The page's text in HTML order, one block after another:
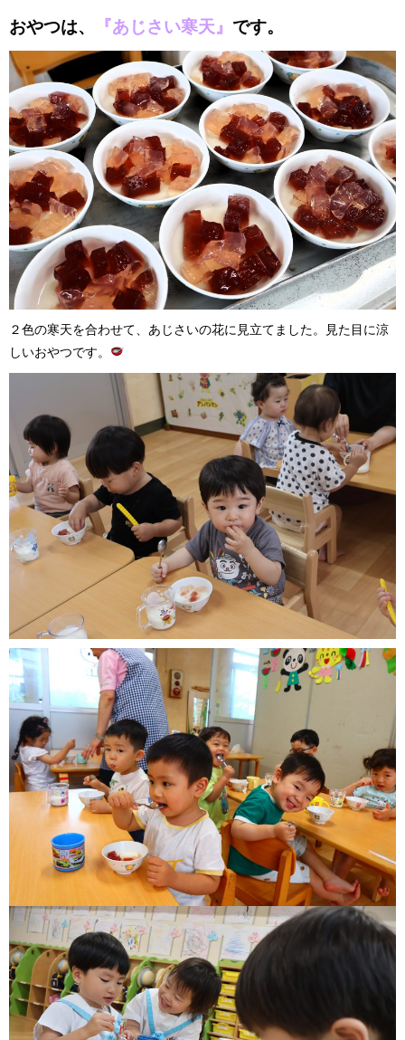
おやつは、 『あじさい寒天』 です。
２色の寒天を合わせて、あじさいの花に見立てました。見た目に涼
しいおやつです。